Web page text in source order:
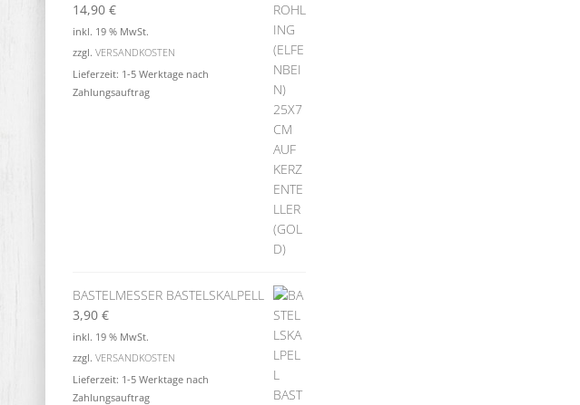
14,90 €
inkl. 19 % MwSt.
zzgl. VERSANDKOSTEN
Lieferzeit: 1-5 Werktage nach
Zahlungsauftrag
BASTELMESSER BASTELSKALPELL
3,90 €
inkl. 19 % MwSt.
zzgl. VERSANDKOSTEN
Lieferzeit: 1-5 Werktage nach
Zahlungsauftrag